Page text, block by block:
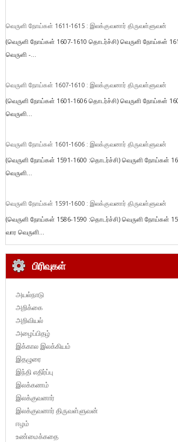
வெருளி நோய்கள் 1611-1615 : இலக்குவனார் திருவள்ளுவன்
(வெருளி நோய்கள் 1607-1610 தொடர்ச்சி) வெருளி நோய்கள்
வெருளி -...
வெருளி நோய்கள் 1607-1610 : இலக்குவனார் திருவள்ளுவன்
(வெருளி நோய்கள் 1601-1606 தொடர்ச்சி) வெருளி நோய்கள்
வெருளி...
வெருளி நோய்கள் 1601-1606 : இலக்குவனார் திருவள்ளுவன்
(வெருளி நோய்கள் 1591-1600 :தொடர்ச்சி) வெருளி நோய்கள்
வெருளி...
வெருளி நோய்கள் 1591-1600 : இலக்குவனார் திருவள்ளுவன்
(வெருளி நோய்கள் 1586-1590 :தொடர்ச்சி) வெருளி நோய்கள்
வார வெருளி...
பிரிவுகள்
அயல்நாடு
அறிக்கை
அறிவியல்
அழைப்பிதழ்
இக்கால இலக்கியம்
இதழுரை
இந்தி எதிர்ப்பு
இலக்கணம்
இலக்குவனார்
இலக்குவனார் திருவள்ளுவன்
ஈழம்
உண்மைக்கதை